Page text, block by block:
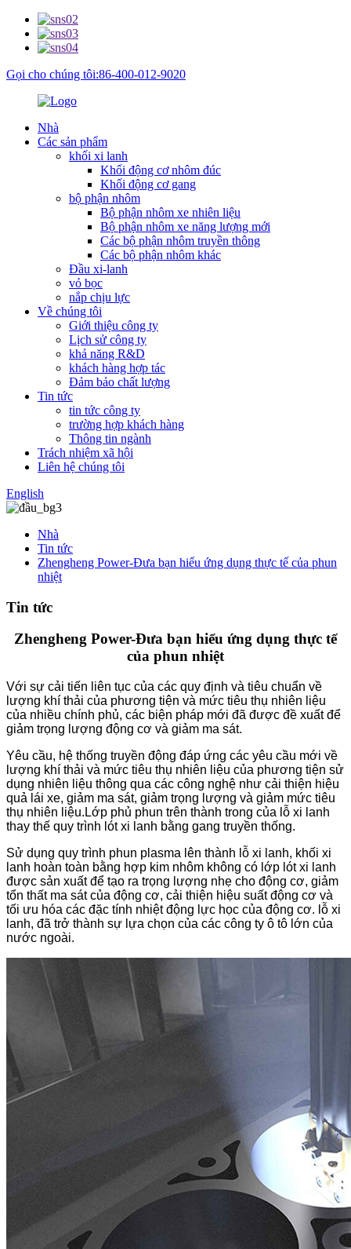
Gọi cho chúng tôi:86-400-012-9020
Nhà
Các sản phẩm
khối xi lanh
Khối động cơ nhôm đúc
Khối động cơ gang
bộ phận nhôm
Bộ phận nhôm xe nhiên liệu
Bộ phận nhôm xe năng lượng mới
Các bộ phận nhôm truyền thông
Các bộ phận nhôm khác
Đầu xi-lanh
vỏ bọc
nắp chịu lực
Về chúng tôi
Giới thiệu công ty
Lịch sử công ty
khả năng R&D
khách hàng hợp tác
Đảm bảo chất lượng
Tin tức
tin tức công ty
trường hợp khách hàng
Thông tin ngành
Trách nhiệm xã hội
Liên hệ chúng tôi
English
Nhà
Tin tức
Zhengheng Power-Đưa bạn hiểu ứng dụng thực tế của phun
nhiệt
Tin tức
Zhengheng Power-Đưa bạn hiểu ứng dụng thực tế
của phun nhiệt
Với sự cải tiến liên tục của các quy định và tiêu chuẩn về
lượng khí thải của phương tiện và mức tiêu thụ nhiên liệu
của nhiều chính phủ, các biện pháp mới đã được đề xuất để
giảm trọng lượng động cơ và giảm ma sát.
Yêu cầu, hệ thống truyền động đáp ứng các yêu cầu mới về
lượng khí thải và mức tiêu thụ nhiên liệu của phương tiện sử
dụng nhiên liệu thông qua các công nghệ như cải thiện hiệu
quả lái xe, giảm ma sát, giảm trọng lượng và giảm mức tiêu
thụ nhiên liệu.Lớp phủ phun trên thành trong của lỗ xi ​​lanh
thay thế quy trình lót xi lanh bằng gang truyền thống.
Sử dụng quy trình phun plasma lên thành lỗ xi ​​lanh, khối xi
lanh hoàn toàn bằng hợp kim nhôm không có lớp lót xi lanh
được sản xuất để tạo ra trọng lượng nhẹ cho động cơ, giảm
tổn thất ma sát của động cơ, cải thiện hiệu suất động cơ và
tối ưu hóa các đặc tính nhiệt động lực học của động cơ. lỗ xi ​​
lanh, đã trở thành sự lựa chọn của các công ty ô tô lớn của
nước ngoài.